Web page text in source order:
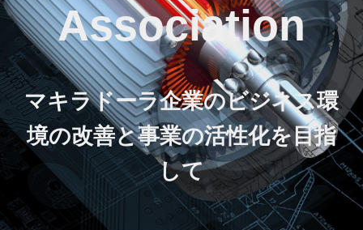
Association
マキラドーラ企業のビジネス環
境の改善と事業の活性化を目指
して